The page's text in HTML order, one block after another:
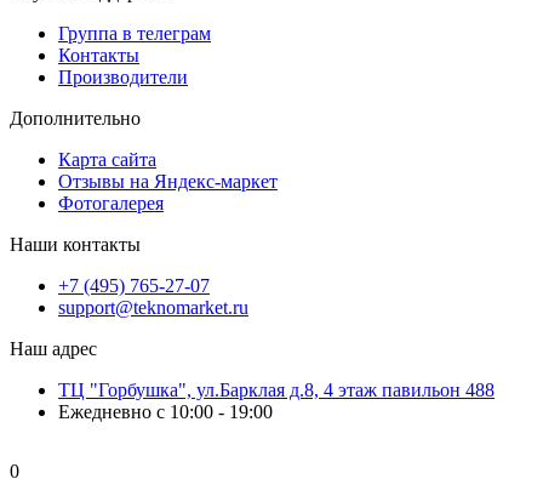
Группа в телеграм
Контакты
Производители
Дополнительно
Карта сайта
Отзывы на Яндекс-маркет
Фотогалерея
Наши контакты
+7 (495) 765-27-07
support@teknomarket.ru
Наш адрес
ТЦ "Горбушка", ул.Барклая д.8, 4 этаж павильон 488
Ежедневно с 10:00 - 19:00
0